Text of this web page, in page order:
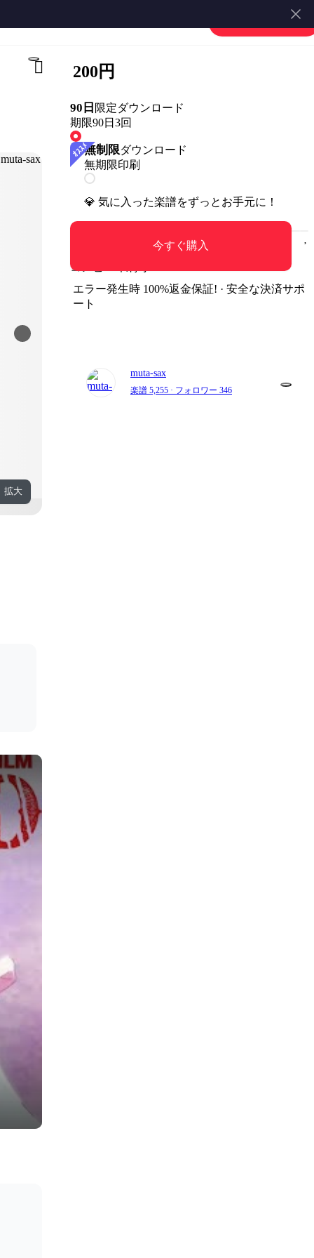
会員登録・ログイン
拡大
200円
90日 限定ダウンロード
期限90日 3回
無制限ダウンロード
無期限印刷
💎 気に入った楽譜をずっとお手元に！
今すぐ購入
コンビニ印刷可
エラー発生時 100%返金保証! · 安全な決済サポ
ート
muta-sax
楽譜 5,255 · フォロワー 346